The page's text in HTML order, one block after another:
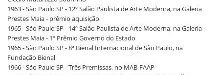
1963 - São Paulo SP - 12º Salão Paulista de Arte Moderna, na Galeria
Prestes Maia - prêmio aquisição
1965 - São Paulo SP - 14º Salão Paulista de Arte Moderna, na Galeria
Prestes Maia - 1º Prêmio Governo do Estado
1965 - São Paulo SP - 8ª Bienal Internacional de São Paulo, na
Fundação Bienal
1966 - São Paulo SP - Três Premissas, no MAB-FAAP